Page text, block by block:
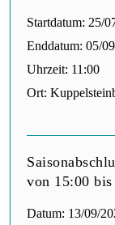
Startdatum: 25/
Enddatum: 05/
Uhrzeit: 11:00
Ort:
von 15:00
Datum: 13/09/